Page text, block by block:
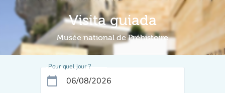
Visita guiada
Musée national de Préhistoire
Pour quel jour ?
calendar_today